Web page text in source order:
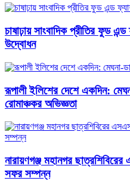
চাষাঢ়ায় সাংবাদিক প্রীতির ফুড
উদ্বোধন
রূপালী ইলিশের দেশে একদিন:
রোমাঞ্চকর অভিজ্ঞতা
নারায়ণগঞ্জ মহানগর
সফর সম্পন্ন